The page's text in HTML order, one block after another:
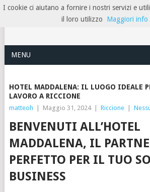
MENU
HOTEL MADDALENA: IL LUOGO IDEALE
LAVORO A RICCIONE
matteoh Maggio 31, 2024 Riccione
BENVENUTI ALL’HOTEL
MADDALENA, IL
PERFETTO PER IL TUO
BUSINESS
I cookie ci aiutano a fornire i nostri servizi e
il loro utilizzo
Maggiori info